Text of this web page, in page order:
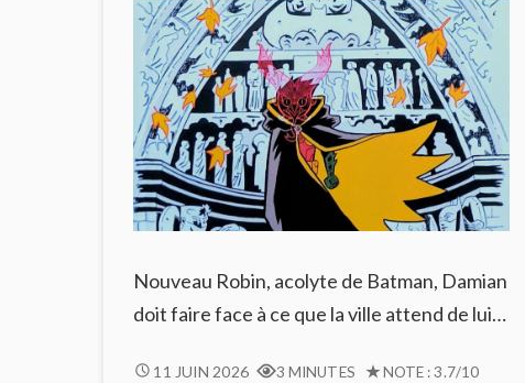
Nouveau Robin, acolyte de Batman, Damian
doit faire face à ce que la ville attend de lui…
ROBIN,
11 JUIN 2026 3 MINUTES
NOTE : 3.7/10